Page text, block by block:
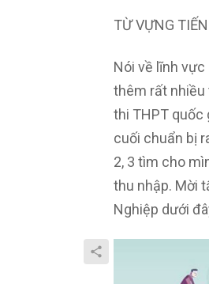
TỪ VỰNG
Nói về lĩnh
thêm rất nhiều
thi THPT quốc
cuối chuẩn bị
2, 3 tìm cho
thu nhập. Mời
Nghiệp dưới